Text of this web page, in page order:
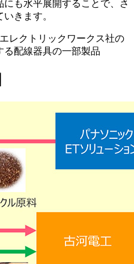
も水平展開することで、さ
きます。
レクトリックワークス社の
る配線器具の一部製品